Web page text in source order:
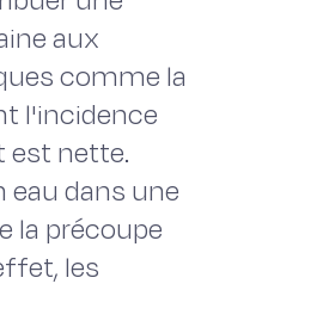
aux
comme la
l'incidence
est nette.
dans une
la précoupe
les